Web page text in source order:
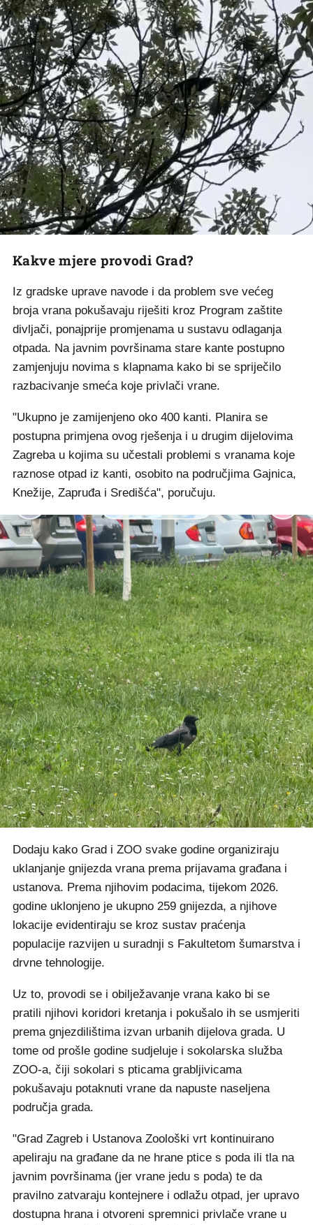
Kakve mjere provodi Grad?
Iz gradske uprave navode i da problem sve većeg
broja vrana pokušavaju riješiti kroz Program zaštite
divljači, ponajprije promjenama u sustavu odlaganja
otpada. Na javnim površinama stare kante postupno
zamjenjuju novima s klapnama kako bi se spriječilo
razbacivanje smeća koje privlači vrane.
"Ukupno je zamijenjeno oko 400 kanti. Planira se
postupna primjena ovog rješenja i u drugim dijelovima
Zagreba u kojima su učestali problemi s vranama koje
raznose otpad iz kanti, osobito na područjima Gajnica,
Knežije, Zapruđa i Središća", poručuju.
Dodaju kako Grad i ZOO svake godine organiziraju
uklanjanje gnijezda vrana prema prijavama građana i
ustanova. Prema njihovim podacima, tijekom 2026.
godine uklonjeno je ukupno 259 gnijezda, a njihove
lokacije evidentiraju se kroz sustav praćenja
populacije razvijen u suradnji s Fakultetom šumarstva i
drvne tehnologije.
Uz to, provodi se i obilježavanje vrana kako bi se
pratili njihovi koridori kretanja i pokušalo ih se usmjeriti
prema gnjezdilištima izvan urbanih dijelova grada. U
tome od prošle godine sudjeluje i sokolarska služba
ZOO-a, čiji sokolari s pticama grabljivicama
pokušavaju potaknuti vrane da napuste naseljena
područja grada.
"Grad Zagreb i Ustanova Zoološki vrt kontinuirano
apeliraju na građane da ne hrane ptice s poda ili tla na
javnim površinama (jer vrane jedu s poda) te da
pravilno zatvaraju kontejnere i odlažu otpad, jer upravo
dostupna hrana i otvoreni spremnici privlače vrane u